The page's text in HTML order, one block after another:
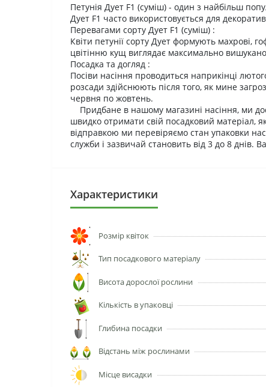
Петунія Дует F1 (суміш) - один з найбільш
Дует F1 часто використовується для
Перевагами сорту Дует F1 (суміш) :
Квіти петунії сорту Дует формують махрові,
цвітінню кущ виглядає максимально
Посадка та догляд :
Посіви насіння проводиться наприкінці
розсади здійснюють після того, як мине
червня по жовтень.
Придбане в нашому магазині насіння, ми
швидко отримати свій посадковий матеріал,
відправкою ми перевіряємо стан упаковки
служби і зазвичай становить від 3 до 8 днів.
Характеристики
Розмір квіток
Тип посадкового матеріалу
Висота дорослої рослини
Кількість в упаковці
Глибина посадки
Відстань між рослинами
Місце висадки